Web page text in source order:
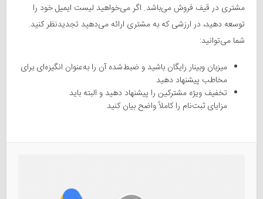
مشتری در قیف فروشمی‌باشد. اگرمی‌خواهید لیست ایمیل خود را
توسعه دهید، در ارزشیکه به مشتری ارائهمی‌دهید تجدیدنظرکنید.
شمامی‌توانید:
میزبانوبینار رایگان باشید و ضبط‌شدهآن رابه‌عنوان انگیزه‌ای برای
مخاطب پیشنهاد دهید
تخفیف ویژه مشترکین را پیشنهاد دهید و البته باید
مزایایثبت‌نام راکاملاًواضح بیان کنید